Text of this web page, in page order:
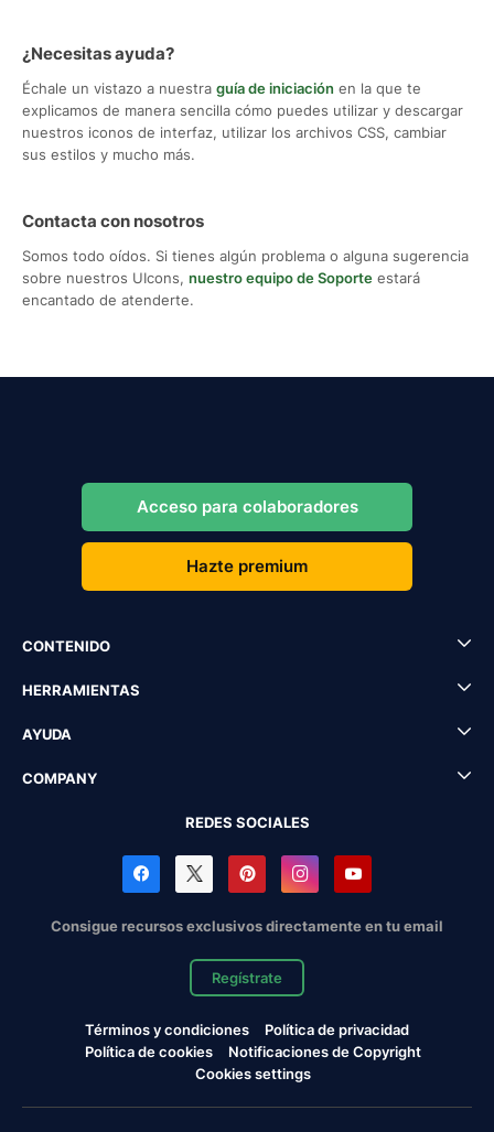
¿Necesitas ayuda?
Échale un vistazo a nuestra guía de iniciación en la que te
explicamos de manera sencilla cómo puedes utilizar y descargar
nuestros iconos de interfaz, utilizar los archivos CSS, cambiar
sus estilos y mucho más.
Contacta con nosotros
Somos todo oídos. Si tienes algún problema o alguna sugerencia
sobre nuestros UIcons, nuestro equipo de Soporte estará
encantado de atenderte.
Acceso para colaboradores
Hazte premium
CONTENIDO
HERRAMIENTAS
AYUDA
COMPANY
REDES SOCIALES
Consigue recursos exclusivos directamente en tu email
Regístrate
Términos y condiciones
Política de privacidad
Política de cookies
Notificaciones de Copyright
Cookies settings